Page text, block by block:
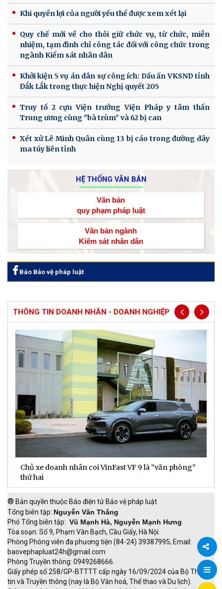
Chia
Khi quyền lợi của người yếu thế được xem xét lại
Quy chế mới về cho thôi giữ chức vụ, từ chức, miễn
nhiệm, tạm đình chỉ công tác đối với công chức trong
ngành Kiểm sát nhân dân
Khởi kiện 5 vụ án dân sự công ích: Dấu ấn VKSND tỉnh
Đắk Lắk trong thực hiện Nghị quyết 205
Truy tố 2 cựu Viện trưởng Viện Pháp y tâm thần
Trung ương cùng "bà trùm” và 62 bị can
Xét xử Lê Minh Quân cùng 13 bị cáo trong đường dây
ma túy liên tỉnh
HỆ THỐNG VĂN BẢN
Văn bản
quy phạm pháp luật
Văn bản ngành
Kiểm sát nhân dân
Báo Bảo vệ pháp luật
THÔNG TIN DOANH NHÂN - DOANH NGHIỆP
Chủ xe doanh nhân coi VinFast VF 9 là “văn phòng”
thứ hai
® Bản quyền thuộc Báo điện tử Bảo vệ pháp luật
Tổng biên tập: Nguyễn Văn Thắng
Phó Tổng biên tập: Vũ Mạnh Hà, Nguyễn Mạnh Hưng
Tòa soạn: Số 9, Phạm Văn Bạch, Cầu Giấy, Hà Nội.
Phòng Phóng viên đa phương tiện (84-24) 39387995; Email:
baovephapluat24h@gmail.com
Phòng Truyền thông: 0949268666.
Giấy phép số 258/GP-BTTTT cấp ngày 16/09/2024 của Bộ Thông
tin và Truyền thông (nay là Bộ Văn hoá, Thể thao và Du lịch).